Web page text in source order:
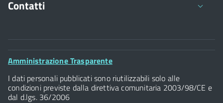
Contatti
Comune di Firenze
Palazzo Vecchio
Piazza della Signoria - 50122, Firenze
P.IVA 01307110484
Footer
Amministrazione Trasparente
I dati personali pubblicati sono riutilizzabili solo alle
condizioni previste dalla direttiva comunitaria 2003/98/CE e
dal d.lgs. 36/2006